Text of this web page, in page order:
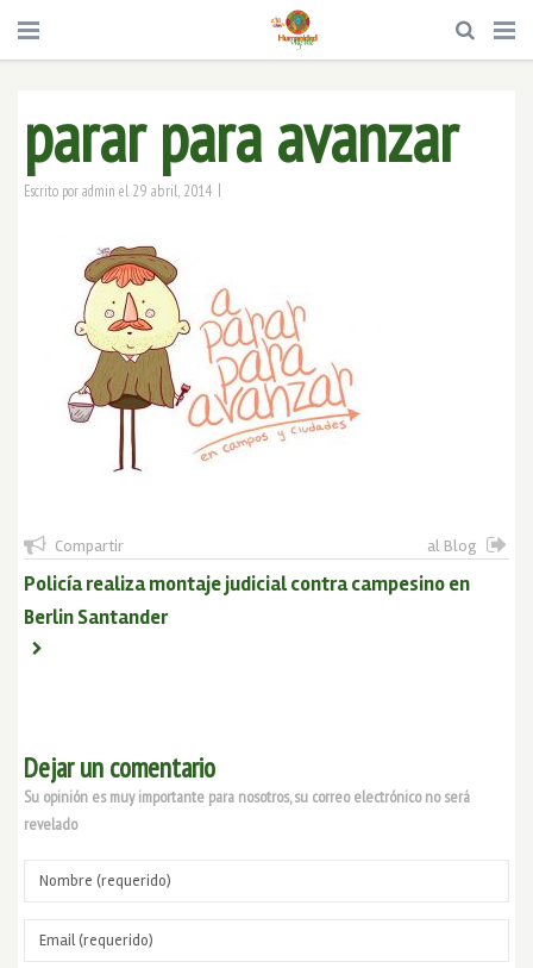
parar para avanzar
Escrito poradmin el 29 abril, 2014 |
Compartir al Blog
Policía realiza montaje judicial contra campesino en
Berlin Santander
Dejar un comentario
Su opinión es muy importante para nosotros, su correo electrónico no será
revelado